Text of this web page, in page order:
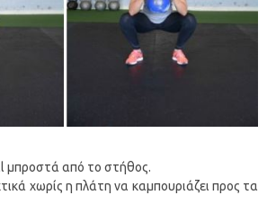
μπροστά από το στήθος.
χωρίς η πλάτη να καμπουριάζει προς τα